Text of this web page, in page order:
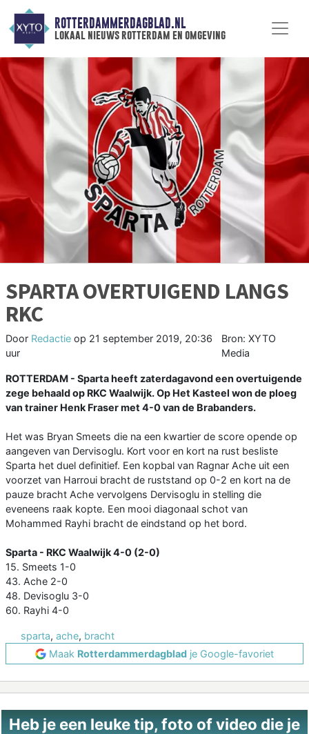
ROTTERDAMMERDAGBLAD.NL
lokaal nieuws rotterdam en omgeving
SPARTA OVERTUIGEND LANGS
RKC
Door Redactie op 21 september 2019, 20:36
uur
Bron: XYTO
Media
ROTTERDAM - Sparta heeft zaterdagavond een overtuigende
zege behaald op RKC Waalwijk. Op Het Kasteel won de ploeg
van trainer Henk Fraser met 4-0 van de Brabanders.
Het was Bryan Smeets die na een kwartier de score opende op
aangeven van Dervisoglu. Kort voor en kort na rust besliste
Sparta het duel definitief. Een kopbal van Ragnar Ache uit een
voorzet van Harroui bracht de ruststand op 0-2 en kort na de
pauze bracht Ache vervolgens Dervisoglu in stelling die
eveneens raak kopte. Een mooi diagonaal schot van
Mohammed Rayhi bracht de eindstand op het bord.
Sparta - RKC Waalwijk 4-0 (2-0)
15. Smeets 1-0
43. Ache 2-0
48. Devisoglu 3-0
60. Rayhi 4-0
sparta, ache, bracht
Maak Rotterdammerdagblad je Google-favoriet
Heb je een leuke tip, foto of video die je